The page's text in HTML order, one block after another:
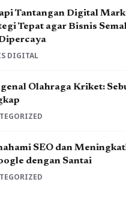
Tantangan Digital
Tepat agar Bisnis
DIGITAL
Olahraga Kriket:
SEO dan
dengan Santai